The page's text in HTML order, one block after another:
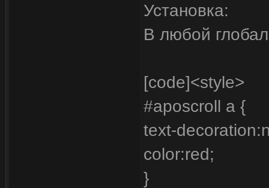
Установка:
В любой
[code]<style>
#aposcroll a {
text-
color:red;
}